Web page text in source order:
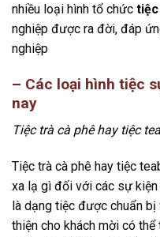
nhiều loại hình tổ chức
nghiệp được ra đời, đáp
nghiệp
– Các loại hình tiệc
nay
Tiệc trà cà phê hay tiệc
Tiệc trà cà phê hay tiệc
xa lạ gì đối với các sự
là dạng tiệc được chuẩn
thiện cho khách mời có